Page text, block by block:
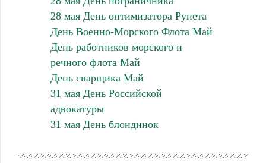
28 мая День оптимизатора Рунета
День Военно-Морского Флота Май
День работников морского и
речного флота Май
День сварщика Май
31 мая День Российской
адвокатуры
31 мая День блондинок